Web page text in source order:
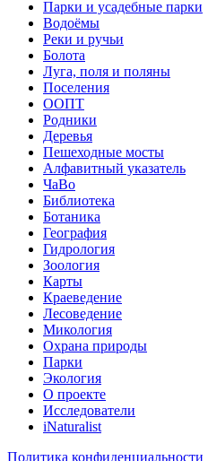
Парки и усадебные парки
Водоёмы
Реки и ручьи
Болота
Луга, поля и поляны
Поселения
ООПТ
Родники
Деревья
Пешеходные мосты
Алфавитный указатель
ЧаВо
Библиотека
Ботаника
География
Гидрология
Зоология
Карты
Краеведение
Лесоведение
Микология
Охрана природы
Парки
Экология
О проекте
Исследователи
iNaturalist
Политика конфиденциальности